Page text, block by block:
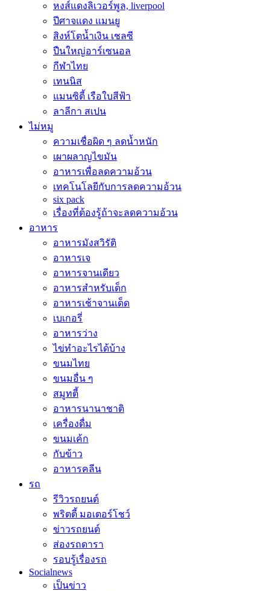
หงส์แดงลิเวอร์พูล, liverpool
ปีศาจแดง แมนยู
สิงห์โตน้ำเงิน เชลซี
ปืนใหญ่อาร์เซนอล
กีฬาไทย
เทนนิส
แมนซิตี้ เรือใบสีฟ้า
ลาลีกา สเปน
ไม่หมู
ความเชื่อผิด ๆ ลดน้ำหนัก
เผาผลาญไขมัน
อาหารเพื่อลดความอ้วน
เทคโนโลยีกับการลดความอ้วน
six pack
เรื่องที่ต้องรู้ถ้าจะลดความอ้วน
อาหาร
อาหารมังสวิรัติ
อาหารเจ
อาหารจานเดียว
อาหารสำหรับเด็ก
อาหารเช้าจานเด็ด
เบเกอรี่
อาหารว่าง
ไข่ทำอะไรได้บ้าง
ขนมไทย
ขนมอื่น ๆ
สมูทตี้
อาหารนานาชาติ
เครื่องดื่ม
ขนมเค้ก
กับข้าว
อาหารคลีน
รถ
รีวิวรถยนต์
พริตตี้ มอเตอร์โชว์
ข่าวรถยนต์
ส่องรถดารา
รอบรู้เรื่องรถ
Socialnews
เป็นข่าว